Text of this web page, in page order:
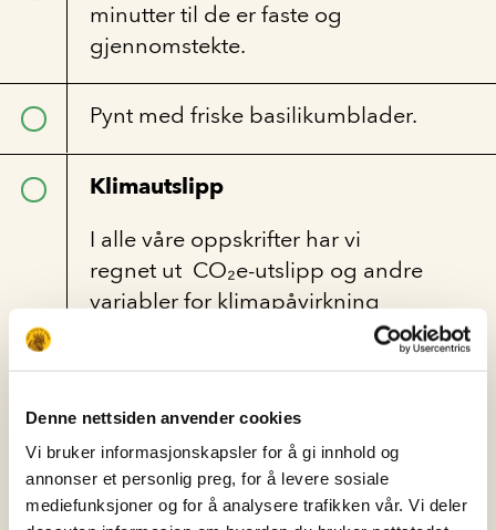
Denne nettsiden anvender cookies
Vi bruker informasjonskapsler for å gi innhold og
annonser et personlig preg, for å levere sosiale
mediefunksjoner og for å analysere trafikken vår. Vi deler
minutter til de er faste og
gjennomstekte.
Pynt med friske basilikumblader.
Klimautslipp
I alle våre oppskrifter har vi
regnet ut CO₂e-utslipp og andre
variabler for klimapåvirkning
som oppstår i forbindelse med
Denne retten har:
MediumCO₂e-utslipp: 0.6 – 1.5